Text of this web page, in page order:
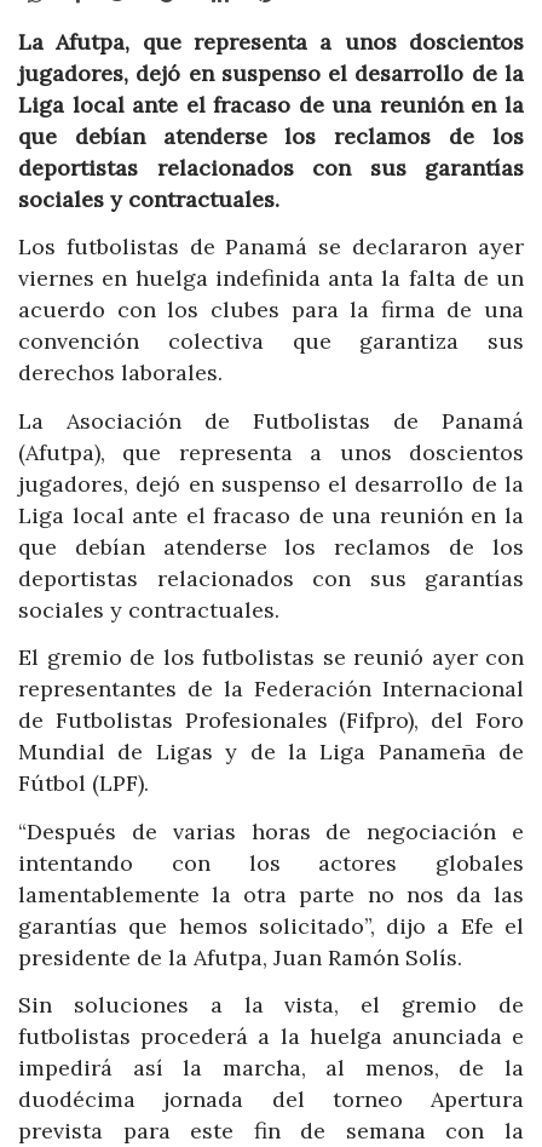
La Afutpa, que representa a unos doscientos
jugadores, dejó en suspenso el desarrollo de la
Liga local ante el fracaso de una reunión en la
que debían atenderse los reclamos de los
deportistas relacionados con sus garantías
sociales y contractuales.
Los futbolistas de Panamá se declararon ayer
viernes en huelga indefinida anta la falta de un
acuerdo con los clubes para la firma de una
convención colectiva que garantiza sus
derechos laborales.
La Asociación de Futbolistas de Panamá
(Afutpa), que representa a unos doscientos
jugadores, dejó en suspenso el desarrollo de la
Liga local ante el fracaso de una reunión en la
que debían atenderse los reclamos de los
deportistas relacionados con sus garantías
sociales y contractuales.
El gremio de los futbolistas se reunió ayer con
representantes de la Federación Internacional
de Futbolistas Profesionales (Fifpro), del Foro
Mundial de Ligas y de la Liga Panameña de
Fútbol (LPF).
“Después de varias horas de negociación e
intentando con los actores globales
lamentablemente la otra parte no nos da las
garantías que hemos solicitado”, dijo a Efe el
presidente de la Afutpa, Juan Ramón Solís.
Sin soluciones a la vista, el gremio de
futbolistas procederá a la huelga anunciada e
impedirá así la marcha, al menos, de la
duodécima jornada del torneo Apertura
prevista para este fin de semana con la